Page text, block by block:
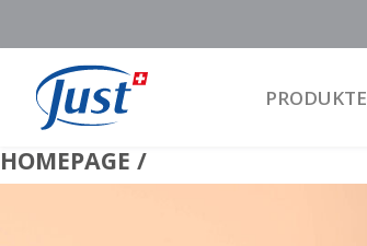
Main NavigationPRODUKTE
HOMEPAGE /